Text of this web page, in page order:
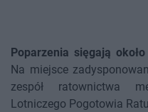
Poparzenia sięgają
Na miejsce
zespół ratownictwa
Lotniczego Pogotowia